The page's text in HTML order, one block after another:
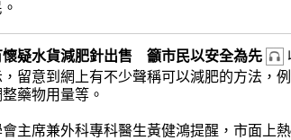
懷疑水貨減肥針出售 籲市民以安全為先
留意到網上有不少聲稱可以減肥的方法，
藥物用量等。
主席兼外科專科醫生黃健鴻提醒，市面上熱